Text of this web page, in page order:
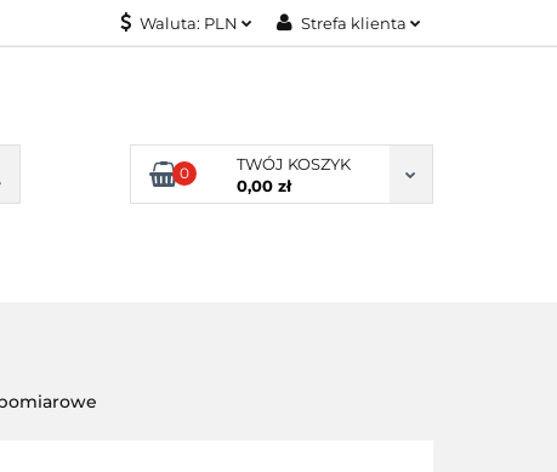
Waluta: PLN Strefa klienta
Dodaj zgłoszenie
Zgody cookies
0
TWÓJ KOSZYK
0,00 zł
KONTAKT